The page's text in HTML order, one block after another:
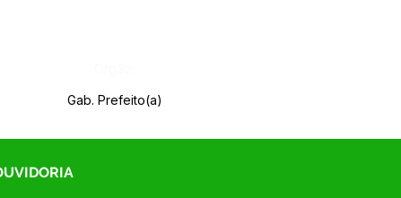
Gab. Prefeito(a)